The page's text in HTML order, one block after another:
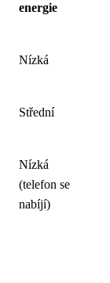
energie
Nízká
Střední
Nízká
(telefon se
nabíjí)